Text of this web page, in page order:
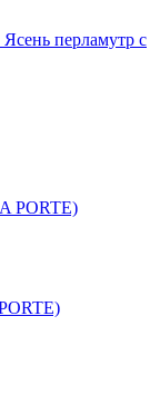
перламутр с